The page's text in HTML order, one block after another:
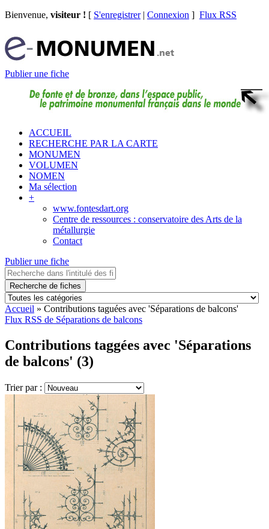
Bienvenue, visiteur ! [ S'enregistrer| Connexion ] Flux RSS
Publier une fiche
ACCUEIL
RECHERCHE PAR LA CARTE
MONUMEN
VOLUMEN
NOMEN
Ma sélection
+
www.fontesdart.org
Centre de ressources : conservatoire des Arts de la
métallurgie
Contact
Publier une fiche
Recherche de fiches
Accueil » Contributions taguées avec 'Séparations de balcons'
Flux RSS de Séparations de balcons
Contributions taggées avec 'Séparations
de balcons' (3)
Trier par :